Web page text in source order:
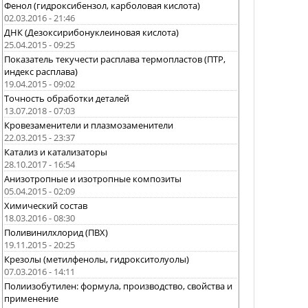
Фенол (гидроксибензол, карболовая кислота)
02.03.2016 - 21:46
ДНК (Дезоксирибонуклеиновая кислота)
25.04.2015 - 09:25
Показатель текучести расплава термопластов (ПТР,
индекс расплава)
19.04.2015 - 09:02
Точность обработки деталей
13.07.2018 - 07:03
Кровезаменители и плазмозаменители
22.03.2015 - 23:37
Катализ и катализаторы
28.10.2017 - 16:54
Анизотропные и изотропные композиты
05.04.2015 - 02:09
Химический состав
18.03.2016 - 08:30
Поливинилхлорид (ПВХ)
19.11.2015 - 20:25
Крезолы (метилфенолы, гидрокситолуолы)
07.03.2016 - 14:11
Полиизобутилен: формула, производство, свойства и
применение